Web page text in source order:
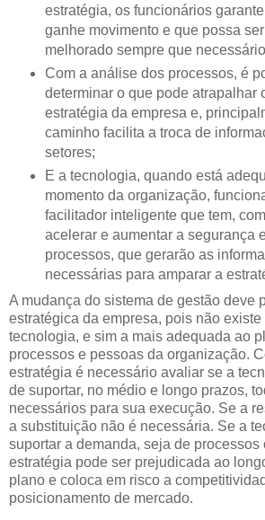
estratégia, os funcionários
ganhe movimento e que possa
melhorado sempre que
Com a análise dos processos, é
determinar o que pode atrapalhar
estratégia da empresa e,
caminho facilita a troca de
setores;
E a tecnologia, quando está
momento da organização,
facilitador inteligente que tem,
acelerar e aumentar a segurança
processos, que gerarão as
necessárias para amparar a
A mudança do sistema de gestão deve
estratégica da empresa, pois não
tecnologia, e sim a mais adequada ao
processos e pessoas da organização.
estratégia é necessário avaliar se a
de suportar, no médio e longo prazos,
necessários para sua execução. Se a
a substituição não é necessária. Se a
suportar a demanda, seja de processos
estratégia pode ser prejudicada ao
plano e coloca em risco a
posicionamento de mercado.